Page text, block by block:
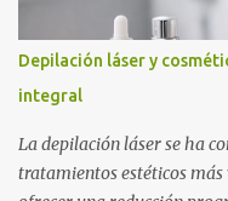
Depilación láser y
integral
La depilación láser se ha
tratamientos estéticos